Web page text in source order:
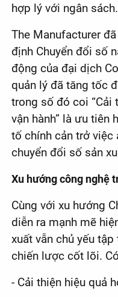
hợp lý với ngân sách.
The Manufacturer
định Chuyển đổi số
động của đại dịch
quản lý đã tăng tốc
trong số đó coi “Cải
vận hành” là ưu tiên
tố chính cản trở việc
chuyển đổi số sản
Xu hướng công nghệ
Cùng với xu hướng
diễn ra mạnh mẽ
xuất vẫn chủ yếu
chiến lược cốt lõi.
- Cải thiện hiệu quả